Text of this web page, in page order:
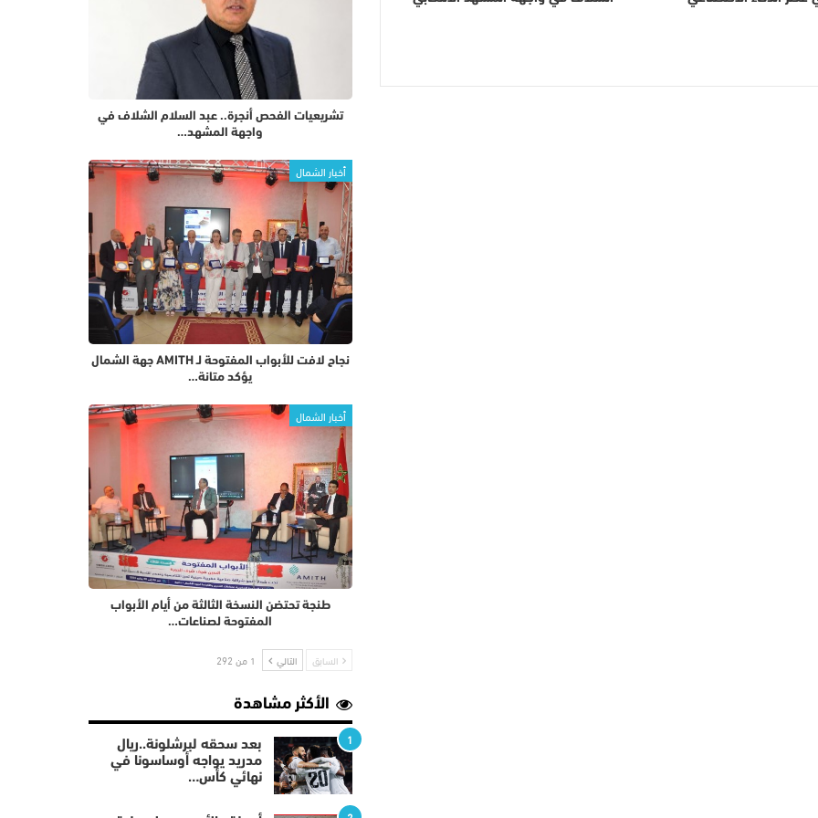
تشريعيات الفحص أنجرة.. عبد السلام الشلاف في
واجهة المشهد…
أخبار الشمال
نجاح لافت للأبواب المفتوحة لـ AMITH جهة الشمال
يؤكد متانة…
أخبار الشمال
طنجة تحتضن النسخة الثالثة من أيام الأبواب
المفتوحة لصناعات…
السابق التالي 1 من 292
الأكثر مشاهدة
1
بعد سحقه لبرشلونة..ريال
مدريد يواجه أوساسونا في
نهائي كأس…